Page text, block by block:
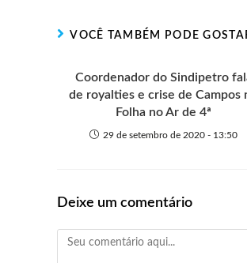
e
k
p
e
VOCÊ TAMBÉM PODE
Coordenador do Sindipetro
de royalties e crise de Campos
Folha no Ar de 4ª
29 de setembro de 2020 - 13:50
Deixe um comentário